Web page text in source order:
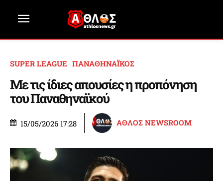
SUPER LEAGUE ΠΑΝΑΘΗΝΑΪΚΟΣ
Με τις ίδιες απουσίες η προπόνηση
του Παναθηναϊκού
15/05/2026 17:28 ΑΘΛΟΣ NEWSROOM